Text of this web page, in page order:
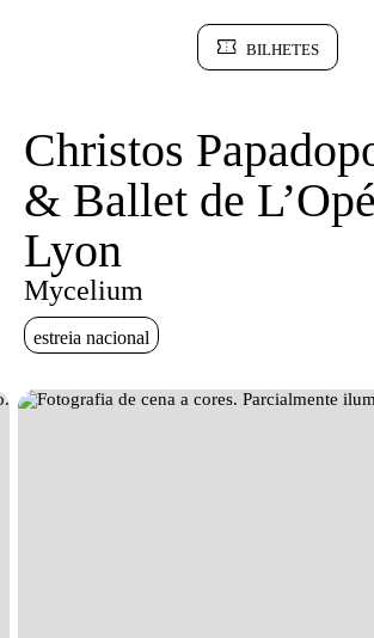
BILHETES
Christos
& Ballet de
Lyon
Mycelium
estreia nacional